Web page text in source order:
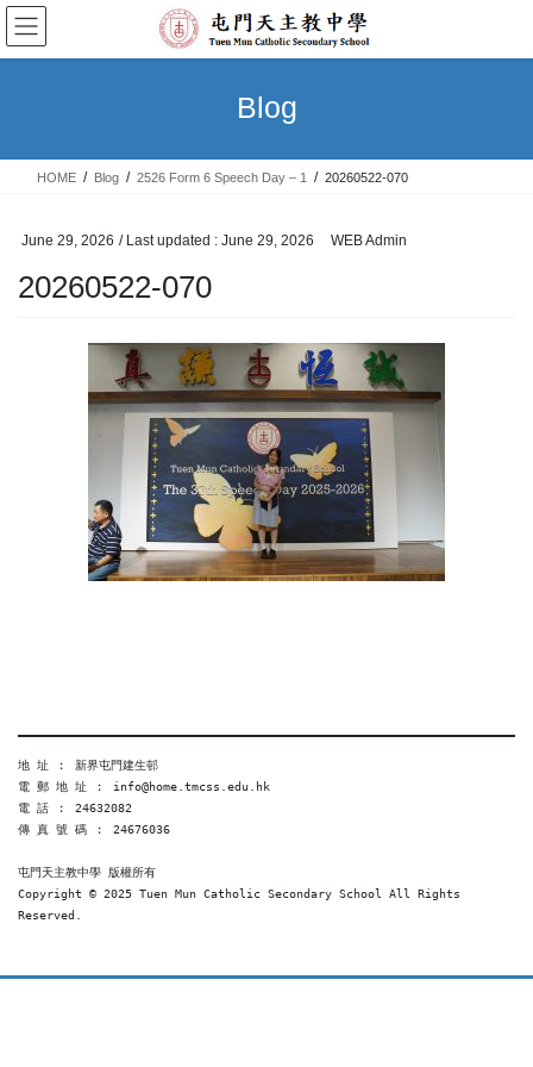
Skip
the
Skip
the
Blog
HOME Blog 2526 Form 6 Speech Day – 1 20260522-070
June 29, 2026 / Last updated : June 29, 2026 WEB Admin
20260522-070
地 址 ︰ 新界屯門建生邨
電 郵 地 址 ︰ info@home.tmcss.edu.hk
電 話 ︰ 24632082
傳 真 號 碼 ︰ 24676036
屯門天主教中學 版權所有
Copyright © 2025 Tuen Mun Catholic Secondary School All Rights
Reserved.